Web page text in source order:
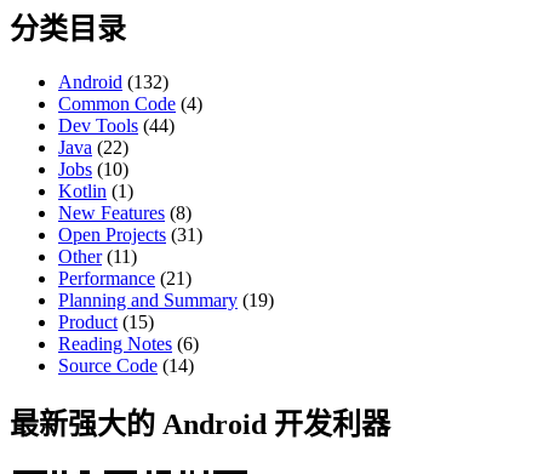
分类目录
Android (132)
Common Code (4)
Dev Tools (44)
Java (22)
Jobs (10)
Kotlin (1)
New Features (8)
Open Projects (31)
Other(11)
Performance (21)
Planning and Summary (19)
Product (15)
Reading Notes (6)
Source Code (14)
最新强大的 Android 开发利器